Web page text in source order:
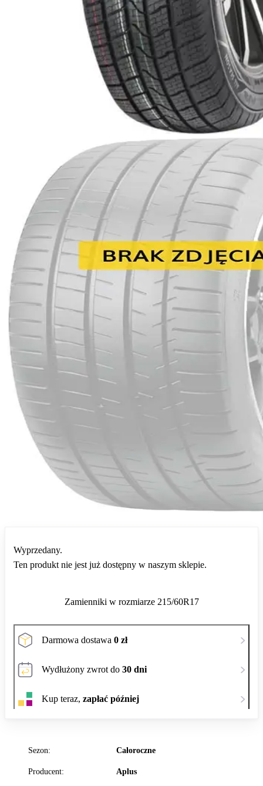
Sezon: Całoroczne
Producent: Aplus
Wyprzedany.
Ten produkt nie jest już dostępny w naszym sklepie.
Zamienniki w rozmiarze 215/60R17
Darmowa dostawa 0 zł
Wydłużony zwrot do 30 dni
Kup teraz, zapłać później